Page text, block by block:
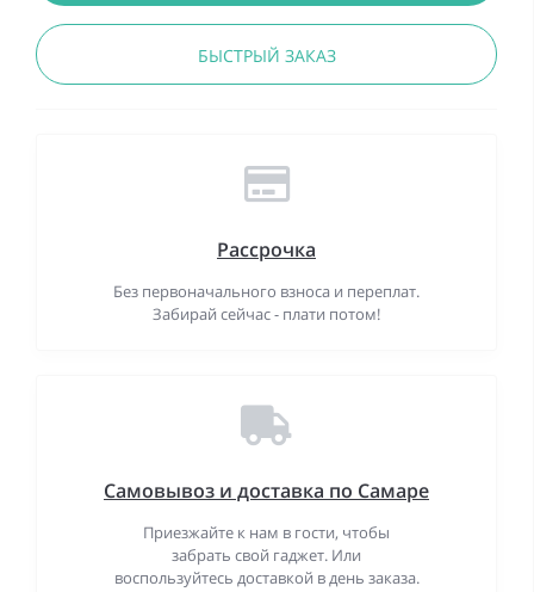
БЫСТРЫЙ ЗАКАЗ
Рассрочка
Без первоначального взноса и переплат.
Забирай сейчас - плати потом!
Самовывоз и доставка по Самаре
Приезжайте к нам в гости, чтобы
забрать свой гаджет. Или
воспользуйтесь доставкой в день заказа.